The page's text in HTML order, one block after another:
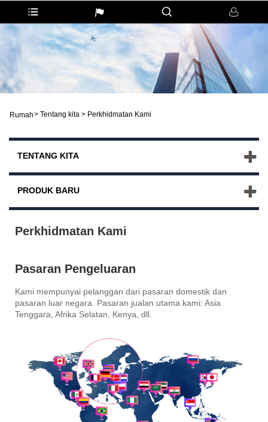
Rumah> Tentang kita > Perkhidmatan Kami
TENTANG KITA
PRODUK BARU
Perkhidmatan Kami
Pasaran Pengeluaran
Kami mempunyai pelanggan dari pasaran domestik dan
pasaran luar negara. Pasaran jualan utama kami: Asia
Tenggara, Afrika Selatan, Kenya, dll.